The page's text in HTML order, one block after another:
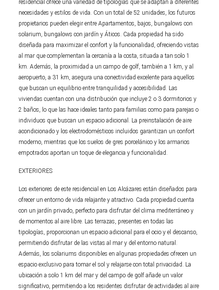
residencial ofrece una variedad de tipologías que se adaptan a diferentes
necesidades y estilos de vida. Con un total de 52 unidades, los futuros
propietarios pueden elegir entre Apartamentos, bajos, bungalows con
solarium, bungalows con jardín y Áticos. Cada propiedad ha sido
diseñada para maximizar el confort y la funcionalidad, ofreciendo vistas
al mar que complementan la cercanía a la costa, situada a tan solo 1
km. Además, la proximidad a un campo de golf, también a 1 km, y al
aeropuerto, a 31 km, asegura una conectividad excelente para aquellos
que buscan un equilibrio entre tranquilidad y accesibilidad. Las
viviendas cuentan con una distribución que incluye 2 o 3 dormitorios y
2 baños, lo que las hace ideales tanto para familias como para parejas o
individuos que buscan un espacio adicional. La preinstalación de aire
acondicionado y los electrodomésticos incluidos garantizan un confort
moderno, mientras que los suelos de gres porcelánico y los armarios
empotrados aportan un toque de elegancia y funcionalidad.
EXTERIORES
Los exteriores de este residencial en Los Alcázares están diseñados para
ofrecer un entorno de vida relajante y atractivo. Cada propiedad cuenta
con un jardín privado, perfecto para disfrutar del clima mediterráneo y
de momentos al aire libre. Las terrazas, presentes en todas las
tipologías, proporcionan un espacio adicional para el ocio y el descanso,
permitiendo disfrutar de las vistas al mar y del entorno natural.
Además, los solariums disponibles en algunas propiedades ofrecen un
espacio exclusivo para tomar el sol y relajarse con total privacidad. La
ubicación a solo 1 km del mar y del campo de golf añade un valor
significativo, permitiendo a los residentes disfrutar de actividades al aire